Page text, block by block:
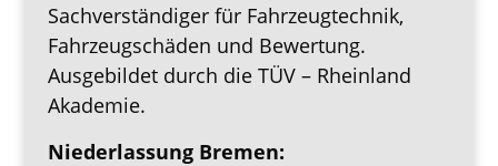
Sachverständiger für Fahrzeugtechnik,
Fahrzeugschäden und Bewertung.
Ausgebildet durch die TÜV – Rheinland
Akademie.
Niederlassung Bremen: